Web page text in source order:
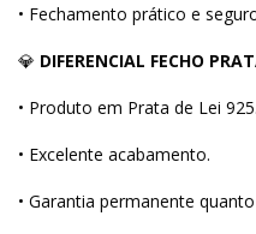
• Fechamento prático e
💎 DIFERENCIAL FECHO
• Produto em Prata de Lei 925.
• Excelente acabamento.
• Garantia permanente